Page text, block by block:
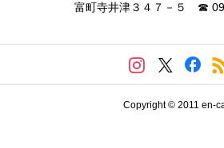
富町寺井津３４７－５ ☎
Copyright © 2011 en-